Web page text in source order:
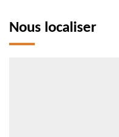
Nous localiser